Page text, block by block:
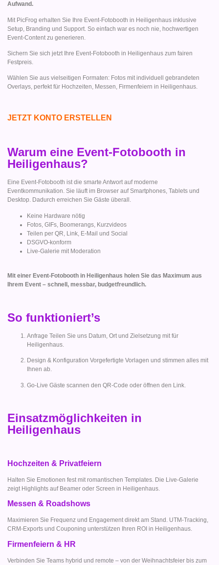
Aufwand.
Mit PicFrog erhalten Sie Ihre Event-Fotobooth in Heiligenhaus inklusive
Setup, Branding und Support. So einfach war es noch nie, hochwertigen
Event-Content zu generieren.
Sichern Sie sich jetzt Ihre Event-Fotobooth in Heiligenhaus zum fairen
Festpreis.
Wählen Sie aus vielseitigen Formaten: Fotos mit individuell gebrandeten
Overlays, perfekt für Hochzeiten, Messen, Firmenfeiern in Heiligenhaus.
JETZT KONTO ERSTELLEN
Warum eine Event-Fotobooth in
Heiligenhaus?
Eine Event-Fotobooth ist die smarte Antwort auf moderne
Eventkommunikation. Sie läuft im Browser auf Smartphones, Tablets und
Desktop. Dadurch erreichen Sie Gäste überall.
Keine Hardware nötig
Fotos, GIFs, Boomerangs, Kurzvideos
Teilen per QR, Link, E-Mail und Social
DSGVO-konform
Live-Galerie mit Moderation
Mit einer Event-Fotobooth in Heiligenhaus holen Sie das Maximum aus
Ihrem Event – schnell, messbar, budgetfreundlich.
So funktioniert’s
Anfrage Teilen Sie uns Datum, Ort und Zielsetzung mit für
Heiligenhaus.
Design & Konfiguration Vorgefertigte Vorlagen und stimmen alles mit
Ihnen ab.
Go-Live Gäste scannen den QR-Code oder öffnen den Link.
Einsatzmöglichkeiten in
Heiligenhaus
Hochzeiten & Privatfeiern
Halten Sie Emotionen fest mit romantischen Templates. Die Live-Galerie
zeigt Highlights auf Beamer oder Screen in Heiligenhaus.
Messen & Roadshows
Maximieren Sie Frequenz und Engagement direkt am Stand. UTM-Tracking,
CRM-Exports und Couponing unterstützen Ihren ROI in Heiligenhaus.
Firmenfeiern & HR
Verbinden Sie Teams hybrid und remote – von der Weihnachtsfeier bis zum